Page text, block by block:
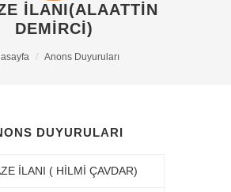
İLANI(ALAATTİN
DEMİRCİ)
Anons Duyuruları
DUYURULARI
İLANI ( HİLMİ ÇAVDAR)